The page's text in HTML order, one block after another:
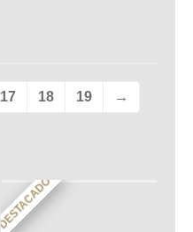
17 18 19 →
DESTACADO